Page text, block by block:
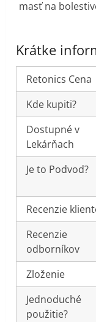
masť na
Krátke
Retonics Cena
Kde kupiti?
Dostupné v
Lekárňach
Je to Podvod?
Recenzie
Recenzie
odborníkov
Zloženie
Jednoduché
použitie?